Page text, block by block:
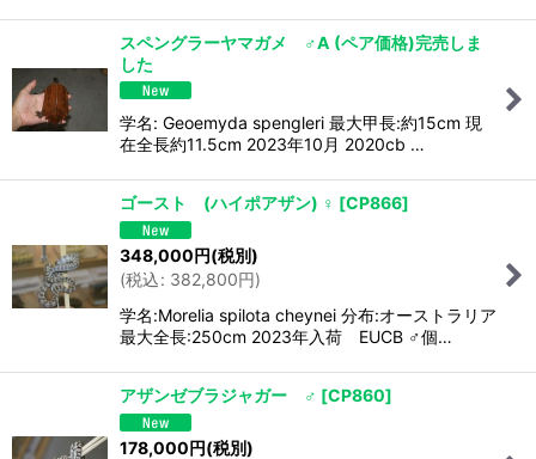
スペングラーヤマガメ ♂A (ペア価格)完売しま
した
学名: Geoemyda spengleri 最大甲長:約15cm 現
在全長約11.5cm 2023年10月 2020cb …
ゴースト (ハイポアザン) ♀ [CP866]
348,000円(税別)
(税込: 382,800円)
学名:Morelia spilota cheynei 分布:オーストラリア
最大全長:250cm 2023年入荷 EUCB ♂個…
アザンゼブラジャガー ♂ [CP860]
178,000円(税別)